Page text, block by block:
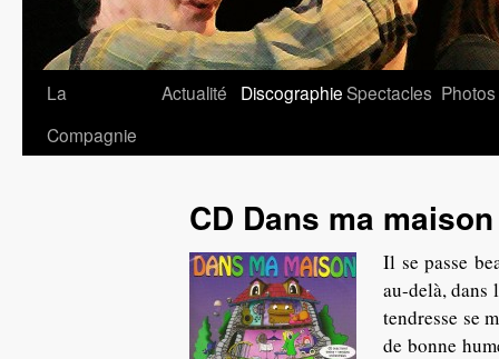
Aller
La
Compagnie
Actualité DiscographieSpectacles Photos
CD Dans ma maison
Il se passe
au-delà, dans
tendresse se
de bonne